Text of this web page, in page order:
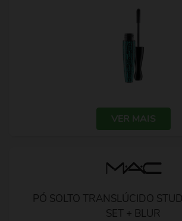
VER MAIS
PÓ SOLTO TRANSLÚCIDO
SET + BLUR